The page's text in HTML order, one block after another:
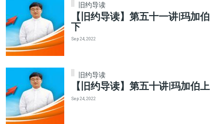
旧约导读
【旧约导读】第五十一讲|玛加伯
下
Sep 24, 2022
旧约导读
【旧约导读】第五十讲|玛加伯上
Sep 24, 2022